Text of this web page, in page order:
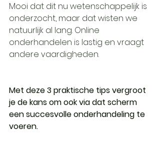
Mooi dat dit nu wetenschappelijk is
onderzocht, maar dat wisten we
natuurlijk al lang. Online
onderhandelen is lastig en vraagt
andere vaardigheden.
Met deze 3 praktische tips vergroot
je de kans om ook via dat scherm
een succesvolle onderhandeling te
voeren.